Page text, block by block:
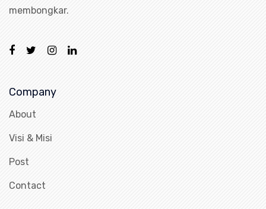
membongkar.
Company
About
Visi & Misi
Post
Contact